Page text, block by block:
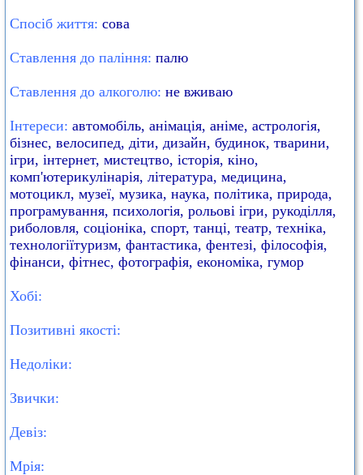
Спосіб життя: сова
Ставлення до паління: палю
Ставлення до алкоголю: не вживаю
Інтереси: автомобіль, анімація, аніме, астрологія,
бізнес, велосипед, діти, дизайн, будинок, тварини,
ігри, інтернет, мистецтво, історія, кіно,
комп'ютерикулінарія, література, медицина,
мотоцикл, музеї, музика, наука, політика, природа,
програмування, психологія, рольові ігри, рукоділля,
риболовля, соціоніка, спорт, танці, театр, техніка,
технологіїтуризм, фантастика, фентезі, філософія,
фінанси, фітнес, фотографія, економіка, гумор
Хобі:
Позитивні якості:
Недоліки:
Звички:
Девіз:
Мрія: